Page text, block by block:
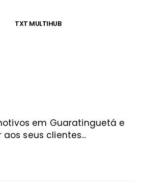
TXT MULTIHUB
em Guaratinguetá e
seus clientes...